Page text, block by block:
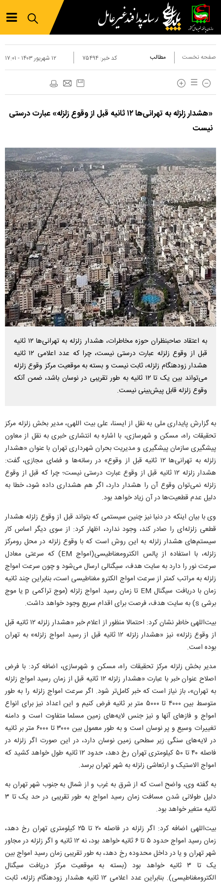
صفحه نخست مطالب ۱۲ شهريور ۱۴۰۳ - ۱۷:۰۱ کد خبر:۷۵۴۹۴
«هشدار زلزله به تهرانی‌ها ۱۲ ثانیه قبل از وقوع زلزله» عبارت درستی
نیست
به اعتقاد صاحبنظران حوزه مخاطرات، هشدار زلزله به تهرانی‌ها ۱۲ ثانیه
قبل از وقوع زلزله عبارت درستی نیست، چرا که عدد اعلامی ۱۲ ثانیه
هشدار زودهنگام زلزله، ثابت نیست و بسته به موقعیت مرکز وقوع زلزله
می‌تواند بین یک تا ۱۲ ثانیه به طور تقریبی در نوسان باشد، ضمن آنکه
وقوع زلزله قابل پیش‌بینی نیست.
به گزارش پایداری ملی به نقل از ایسنا، علی بیت اللهی، مدیر بخش زلزله مرکز
تحقیقات راه، مسکن و شهرسازی، با اشاره به انتشاری خبری به نقل از معاون
پیشگیری سازمان پیشگیری و مدیریت بحران شهرداری تهران با عنوان «هشدار
زلزله به تهرانی‌ها ۱۲ ثانیه قبل از وقوع» در رسانه‌ها و فضای مجازی، گفت:
هشدار زلزله ۱۲ ثانیه قبل از وقوع عبارت درستی نیست؛ چرا که قبل از وقوع
زلزله نمی‌توان وقوع آن را هشدار دارد، اگر هم هشداری داده شود، خطا به
دلیل عدم قطعیت‌ها در آن زیاد خواهد بود.
وی با بیان اینکه در دنیا نیز چنین سیستمی که بتواند قبل از وقوع زلزله هشدار
قطعی زلزله‌ای را صادر کند، وجود ندارد، اظهار کرد: از سوی دیگر اساس کار
سیستم‌های هشدار زلزله به این روش است که با وقوع زلزله در محل رومرکز
زلزله، با استفاده از پالس الکترومعناطیسی(امواج EM) که سرعتی معادل
سرعت نور را دارد به سایت هدف، سیگنالی ارسال می‌شود و چون سرعت امواج
زلزله به مراتب کمتر از سرعت امواج الکترو مغناطیسی است، بنابراین چند ثانیه
زمان با دریافت سیگنال EM تا زمان رسید امواج زلزله (موج تراکمی p یا موج
برشی s) به سایت هدف، فرصت برای اقدام سریع وجود خواهد داشت.
بیت‌اللهی خاطر نشان کرد: احتمالا منظور از اعلام خبر «هشدار زلزله ۱۲ ثانیه قبل
از وقوع زلزله» نیز «هشدار زلزله ۱۲ ثانیه قبل از رسید امواج زلزله» به تهران
بوده است.
مدیر بخش زلزله مرکز تحقیقات راه، مسکن و شهرسازی، اضافه کرد: با فرض
اصلاح عنوان خبر با عبارت «هشدار زلزله ۱۲ ثانیه قبل از زمان رسید امواج زلزله
به تهران»، باز نیاز است که خبر کامل‌تر شود. اگر سرعت امواج زلزله را به طور
متوسط بین ۴۰۰۰ تا ۵۰۰۰ متر بر ثانیه فرض کنیم و این اعداد نیز برای انواع
امواج و فازهای آنها و نیز جنس لایه‌های زمین مسلما متفاوت است و دامنه
تغییرات وسیع و پر نوسان است و به طور معمول بین ۳۰۰۰ تا ۶۰۰۰ متر بر ثانیه
در لایه‌های سنگی زیر سطحی زمین نوسان دارد، در این صورت اگر زلزله در
فاصله ۴۰ تا ۵۰ کیلومتری تهران رخ دهد، حدود ۱۲ ثانیه طول خواهد کشید که
امواج الاستیک و ارتعاشی زلزله به شهر تهران برسد.
به گفته وی، واضح است که از شرق به غرب و از شمال به جنوب شهر تهران به
دلیل طولانی شدن مسافت زمان رسید امواج به طور تقریبی در حد یک تا ۳
ثانیه متغیر خواهد بود.
بیت‌اللهی اضافه کرد: اگر زلزله در فاصله ۲۰ تا ۲۵ کیلومتری تهران رخ دهد،
زمان رسید امواج حدود ۵ تا ۶ ثانیه خواهد بود، نه ۱۲ ثانیه و اگر زلزله در مجاور
شهر تهران و یا در داخل محدوده رخ دهد، به طور تقریبی زمان رسید امواج بین
یک تا ۳ ثانیه خواهد بود (بسته به موقعیت مرکز دریافت سیگنال
الکترومغناطیسی). بنابراین عدد اعلامی ۱۲ ثانیه هشدار زودهنگام زلزله، ثابت